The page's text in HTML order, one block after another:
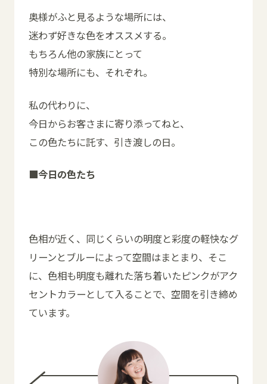
奥様がふと見るような場所には、
迷わず好きな色をオススメする。
もちろん他の家族にとって
特別な場所にも、それぞれ。
私の代わりに、
今日からお客さまに寄り添ってねと、
この色たちに託す、引き渡しの日。
■今日の色たち
色相が近く、同じくらいの明度と彩度の軽快なグ
リーンとブルーによって空間はまとまり、そこ
に、色相も明度も離れた落ち着いたピンクがアク
セントカラーとして入ることで、空間を引き締め
ています。